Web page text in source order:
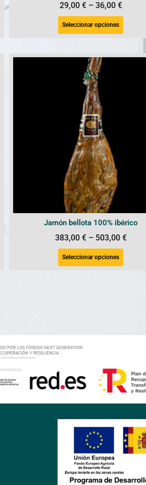
29,00 €– 36,00 €
Seleccionar opciones
Jamón bellota 100% ibérico
383,00 €– 503,00 €
Seleccionar opciones